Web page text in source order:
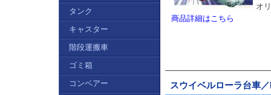
オ
商品詳細はこちら
スウイベルローラ台車
タンク
キャスター
階段運搬車
ゴミ箱
コンベアー